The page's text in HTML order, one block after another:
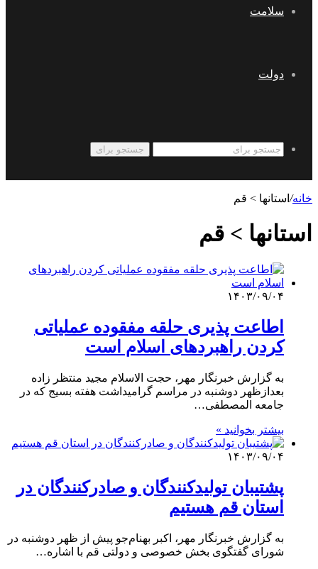
سلامت
دولت
جستجو برای
خانه/ استانها > قم
استانها > قم
۱۴۰۳/۰۹/۰۴
اطاعت پذیری حلقه مفقوده عملیاتی
کردن راهبردهای اسلام است
به گزارش خبرنگار مهر، حجت الاسلام مجید منتظر زاده
بعدازظهر دوشنبه در مراسم گرامیداشت هفته بسیج که در
جامعه المصطفی…
بیشتر بخوانید »
۱۴۰۳/۰۹/۰۴
پشتیبان تولیدکنندگان و صادرکنندگان در
استان قم هستیم
به گزارش خبرنگار مهر، اکبر بهنام‌جو پیش از ظهر دوشنبه در
شورای گفتگوی بخش خصوصی و دولتی قم با اشاره…